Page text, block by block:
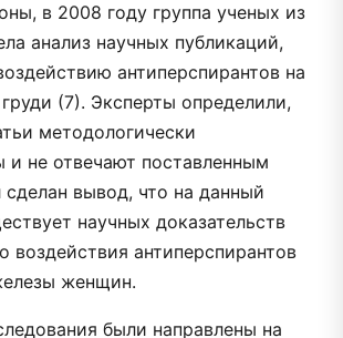
в 2008 году группа ученых из
анализ научных публикаций,
антиперспирантов на
(7). Эксперты определили,
методологически
и не отвечают поставленным
вывод, что на данный
научных доказательств
воздействия антиперспирантов
женщин.
были направлены на